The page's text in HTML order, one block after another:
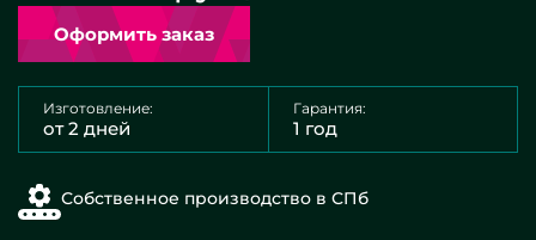
Оформить заказ
Изготовление:
от 2 дней
Гарантия:
1 год
Собственное производство в СПб